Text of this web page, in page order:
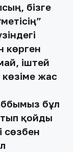
бізге
көрген
іштей
жас
бұл
қойды
сөзбен